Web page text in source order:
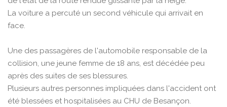
La voiture a percuté un second véhicule qui arrivait en
face.
Une des passagères de l'automobile responsable de la
collision, une jeune femme de 18 ans, est décédée peu
après des suites de ses blessures.
Plusieurs autres personnes impliquées dans l'accident ont
été blessées et hospitalisées au CHU de Besançon.